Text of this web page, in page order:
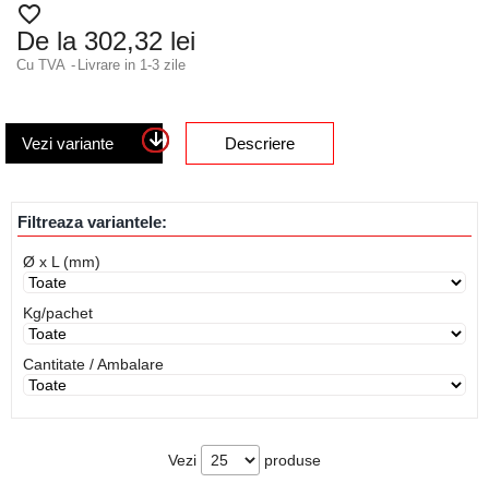
favorite_border
De la 302,32 lei
Cu TVA Livrare in 1-3 zile
Vezi variante Descriere
Filtreaza variantele:
Ø x L (mm)
Kg/pachet
Cantitate / Ambalare
Vezi produse